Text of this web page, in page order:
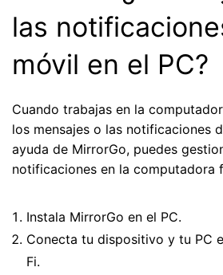
las
móvil en el PC?
Cuando trabajas en la
los mensajes o las notificaciones
ayuda de MirrorGo, puedes
notificaciones en la computadora
Instala MirrorGo en el PC.
Conecta tu dispositivo y tu PC
Fi.